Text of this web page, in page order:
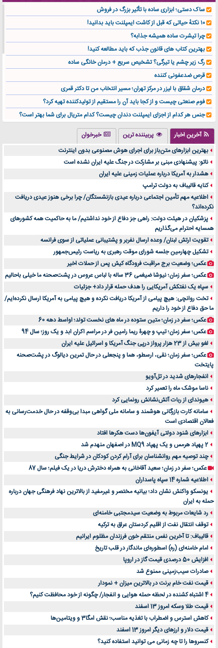
ساک دستی؛ ابزاری ساده با تأثیر بزرگ در فروش
۱۰ نکتهٔ حیاتی که قبل از کاشت ایمپلنت باید بدانید!
چرا تیشرت ساده همیشه جذابه؟
بهترین کتاب های قانون جذب که باید مطالعه کنید!
رگ زیر چشم یا تیرگی؟ تشخیص سریع + درمان خانگی ساده
قرص ضدعفونی کننده
درمان شقاق با لیزر در مرکز تهران؛ مسیر انتخاب من تا دکتر قمری
فوم صنعتی چیست و از کجا باید آن را مستقیم از تولیدکننده تهیه کرد؟
جنس هر کدام از اجزای ایمپلنت دندان چیست؟ کدام متریال برای شما بهتر است؟
تولید لیوان کاغذی یک کسب‌ و کار پر سود و رو‌ به‌ رشد در بازار ایران
درد زانو بعد از تمرین با تردمیل؟ شاید مشکل از این انتخاب باشد
آینده موسیقی هم‌اکنون در اینجاست
بهترین راه تبلیغات کلینیک زیبایی و افزایش مشتری کدام است؟
مقایسه قالب آسترا با وودمارت و فلت‌سام (فارسی)
خرید سمعک کارکرده یا دست دوم | نکات مهم قبل از تصمیم‌گیری
خرید و فروش قطعات سرور دست دوم در ماهان شبکه ایرانیان
اهمیت انتخاب بهترین وکیل در سعادت آباد برای پرونده‌های حساس و کلان
لیفتراک صفر؛ راهنمای جامع خرید، قیمت و فروش در ایران
راهنمای جامع بهترین کفش ورزشی برای دویدن و استفاده روزمره | بررسی ۱۲ مدل برتر
آخرین اخبار پربیننده ترین
خبرخوان
بهترین ابزارهای متن‌باز برای اجرای هوش مصنوعی بدون اینترنت
ناتو: پیشنهادی مبنی بر مشارکت در جنگ علیه ایران نشده است
هشدار به آمریکا درباره عملیات زمینی علیه ایران
کنایه قالیباف به دولت ترامپ
اطلاعیه مهم تأمین اجتماعی درباره عیدی بازنشستگان/ چرا برخی هنوز عیدی دریافت
نکرده‌اند؟
پزشکیان در هیئت دولت: راهی جز دفاع از خود نداشتیم/ ما به حاکمیت همه کشورهای
همسایه احترام می‌گذاریم
تقویت ارتش لبنان/ وعده ارسال نفربر و پشتیبانی عملیاتی از سوی فرانسه
تشکیل چهارمین جلسه شورای موقت رهبری به ریاست رئیس‌جمهور
عکس؛ وضعیت برج مراقبت فرودگاه کیش پس از حملات اخیر
عکس؛ سفر زمان؛ نیوشا ضیغمی 36 ساله با لباس عروس در پشت‌صحنه ما خیلی باحالیم
سپاه یک نفتکش آمریکایی را هدف حمله قرار داد+ جزئیات
تخت روانچی: هیچ پیامی از آمریکا دریافت نکرده و هیچ پیامی به آمریکا ارسال نکرده‌ایم/
ما حق دفاع از خود را داریم
عکس؛ سفر در زمان؛ متین ستوده در ماه های نخست تولد؛ اواسط دهه 60
عکس؛ سفر زمان؛ تیپ و چهرۀ ریما رامین فر در مراسم اکران ابد و یک روز؛ سال 94
لغو بیش از 23 هزار پرواز درپی جنگ آمریکا و اسرائیل علیه ایران
عکس؛ سفر زمان؛ نقی، ارسطو، هما و پنجعلی در حال تمرین دیالوگ در پشت‌صحنه
پایتخت
انفجارهای شدید در تل‌آویو
ناسا موشک ماه را تعمیر کرد
هیوندای از ربات آتش‌نشانش رونمایی کرد
سامانه کارت بازرگانی هوشمند و سامانه ملی گواهی مبدا بی‌وقفه در حال خدمت‌رسانی به
فعالان اقتصادی است
ابزارهای شنود دولتی آیفون‌ها دست هکرها افتاد
2 پهپاد هرمس و یک پهپاد MQ9 در اصفهان منهدم شد
چند توصیه مهم روانشناسان برای آرام کردن کودکان در شرایط جنگی
عکس؛ سفر در زمان؛ سعید آقاخانی به همراه دخترش دریا در یک فیلم؛ سال 87
اطلاعیه شماره 14 سپاه پاسداران
یونسکو واکنش نشان داد؛ بیانیه مختصر و غیرمفید از بالاترین نهاد فرهنگی جهان درباره
حمله به ایران
رد شایعات مربوط به وضعیت سیدمجتبی خامنه‌ای
توقف انتقال نفت از اقلیم کردستان عراق به ترکیه
قالیباف: تا آخرین نفس منتقم خون فرزندان مظلوم ایرانیم
امام خامنه‌ای (ره) اسطوره‌ای ماندگار در قلب تاریخ
افزایش 50 درصدی قیمت گاز در اروپا
صادرات سیب‌زمینی ممنوع شد
قیمت نفت خام برنت در بالاترین میزان + نمودار
4 اشتباه کشنده در لحظه حمله هوایی و انفجار/ چگونه از خود محافظت کنیم؟
قیمت طلا وسکه امروز 13 اسفند
کاهش استرس و اضطراب با تغذیه مناسب؛ نقش امگا3 و ویتامین‌ها
قیمت دلار و ارزهای دیگر امروز 13 اسفند
کنسروها را تا چه زمانی می توانید استفاده کنید؟